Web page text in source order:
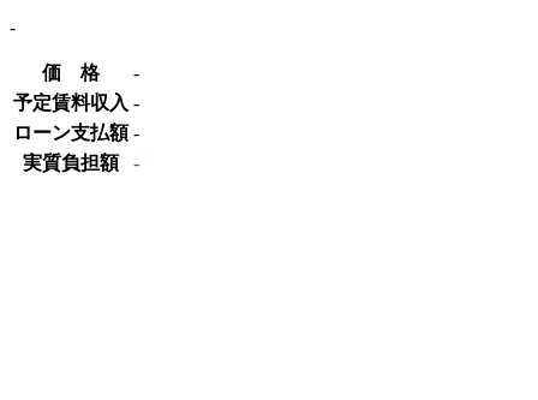
-
価 格
-
予定賃料収入 -
ローン支払額 -
実質負担額
-